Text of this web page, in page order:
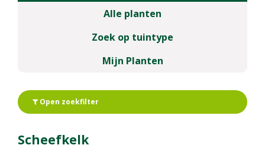
Alle planten
Zoek op tuintype
Mijn Planten
Open zoekfilter
Scheefkelk